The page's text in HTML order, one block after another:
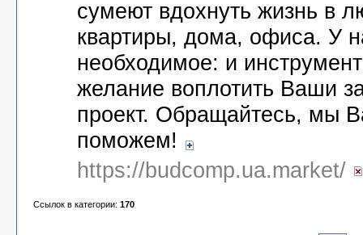
сумеют вдохнуть жизнь в
квартиры, дома, офиса. У
необходимое: и
желание воплотить Ваши
проект. Обращайтесь, мы
поможем!
https://budcomp.ua.market/
Ссылок в категории: 170